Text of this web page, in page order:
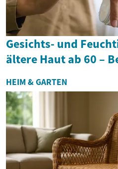
Gesichts- und
ältere Haut ab 60 –
HEIM & GARTEN